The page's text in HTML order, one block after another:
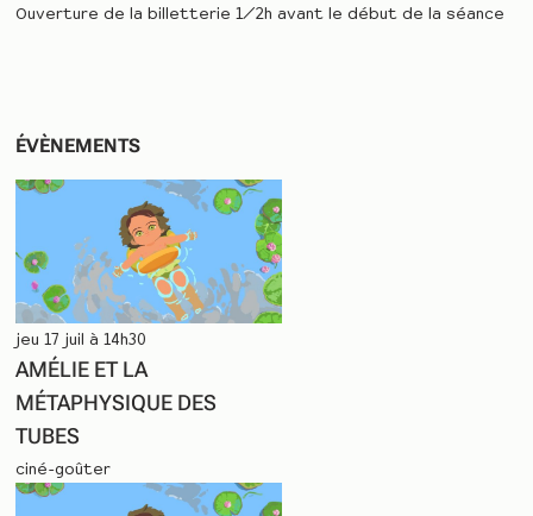
ÉVÈNEMENTS
jeu 17 juil à 14h30
AMÉLIE ET LA
MÉTAPHYSIQUE DES
TUBES
ciné-goûter
Ouverture de la billetterie 1/2h avant le début de la séance